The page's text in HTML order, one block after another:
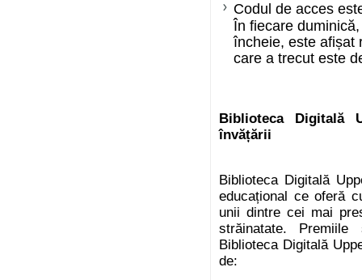
Codul de acces
În fiecare
încheie, este afișat
care a trecut este
Biblioteca Digitală
învățării
Biblioteca Digitală
educațional ce oferă
unii dintre cei mai
străinatate. Premiile
Biblioteca Digitală
de: